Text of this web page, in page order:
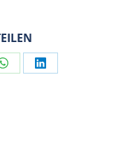
Share Share